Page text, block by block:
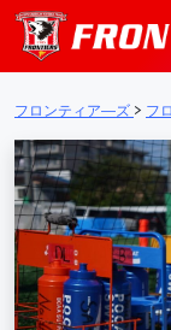
メインナビゲ
フロンティア―ズ > フ